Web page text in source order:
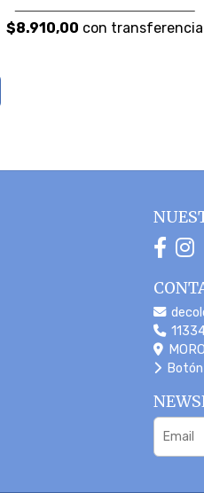
$8.910,00 con transferencia